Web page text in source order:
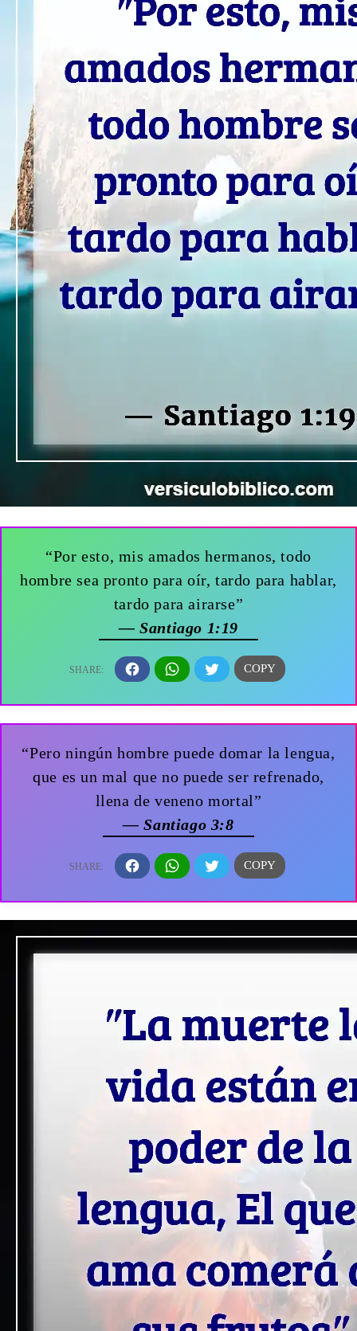
“Por esto, mis amados hermanos, todo
hombre sea pronto para oír, tardo para hablar,
tardo para airarse”
— Santiago 1:19
“Pero ningún hombre puede domar la lengua,
que es un mal que no puede ser refrenado,
llena de veneno mortal”
— Santiago 3:8